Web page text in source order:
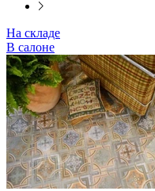
На складе
В салоне